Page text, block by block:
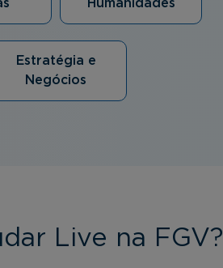
Humanidades
Estratégia e
Negócios
Live na FGV?